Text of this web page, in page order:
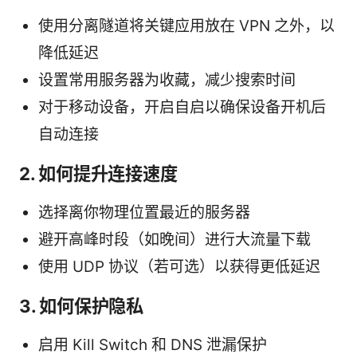
使用分离隧道将关键应用放在 VPN 之外，以
降低延迟
设置常用服务器为收藏，减少搜索时间
对于移动设备，开启自启以确保设备开机后
自动连接
2. 如何提升连接速度
选择离你物理位置最近的服务器
避开高峰时段（如晚间）进行大流量下载
使用 UDP 协议（若可选）以获得更低延迟
3. 如何保护隐私
启用 Kill Switch 和 DNS 泄漏保护